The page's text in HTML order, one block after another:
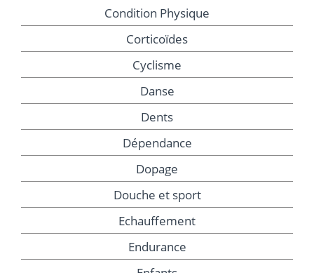
Condition Physique
Corticoïdes
Cyclisme
Danse
Dents
Dépendance
Dopage
Douche et sport
Echauffement
Endurance